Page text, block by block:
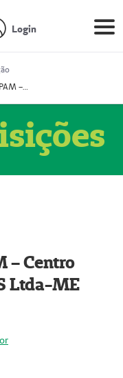
Login
Prestador CERPAM – Centro de Reabilitação S/S Ltda-ME (52004274-8)
– Centro
Ltda-ME